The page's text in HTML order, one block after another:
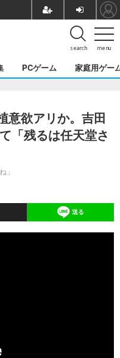
menu
search
PCゲーム 家庭用ゲー
意欲アリか。吉田
「残るは任天堂さ
」
送る